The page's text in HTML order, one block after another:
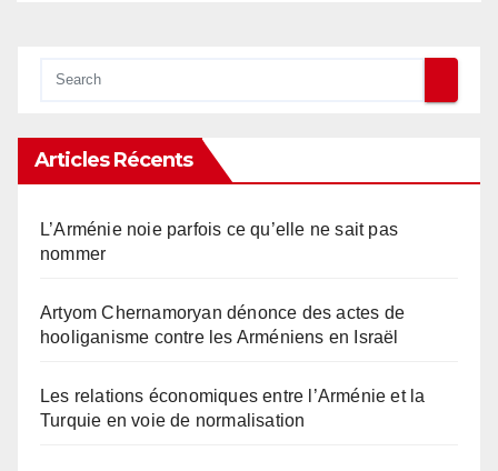
Articles Récents
L’Arménie noie parfois ce qu’elle ne sait pas
nommer
Artyom Chernamoryan dénonce des actes de
hooliganisme contre les Arméniens en Israël
Les relations économiques entre l’Arménie et la
Turquie en voie de normalisation